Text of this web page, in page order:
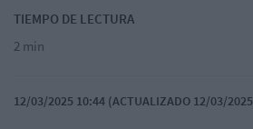
TIEMPO DE LECTURA
2 min
12/03/2025 10:44 (ACTUALIZADO 12/03/